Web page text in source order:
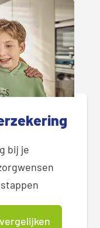
bij je